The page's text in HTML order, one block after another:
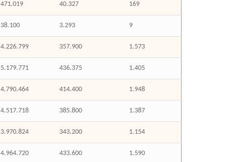
471.019 40.327 169
38.100 3.293 9
4.226.799 357.900 1.573
5.179.771 436.375 1.405
4.790.464 414.400 1.948
4.517.718 385.800 1.387
3.970.824 343.200 1.154
4.964.720 433.600 1.590